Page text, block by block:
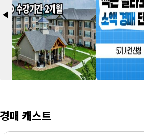
arrow_back_2
경매 캐스트